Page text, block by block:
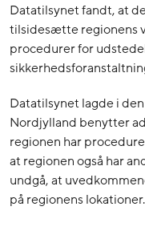
Datatilsynet fandt, at
tilsidesætte regionens
procedurer for
Datatilsynet lagde i
Nordjylland benytter
regionen har
at regionen også har
undgå, at
på regionens lokationer.